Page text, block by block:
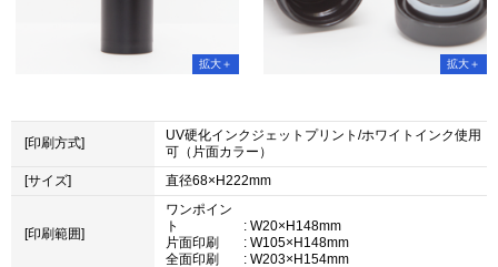
[印刷方式]
UV硬化インクジェットプリント/ホワイトインク使用
可（片面カラー）
[サイズ]
直径68×H222mm
[印刷範囲]
ワンポイン
ト
: W20×H148mm
片面印刷
: W105×H148mm
全面印刷
: W203×H154mm